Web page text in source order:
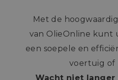
Met de
van OlieOnline kunt
een soepele en
voertuig of
Wacht niet